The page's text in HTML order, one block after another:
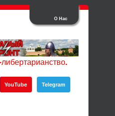
О Нас
YouTube Telegram